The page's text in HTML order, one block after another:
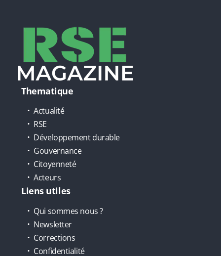
Thematique
Actualité
RSE
Développement durable
Gouvernance
Citoyenneté
Acteurs
Liens utiles
Qui sommes nous ?
Newsletter
Corrections
Confidentialité